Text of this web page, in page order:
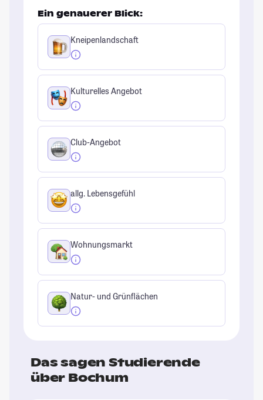
Ein genauerer Blick:
Kneipenlandschaft
Kulturelles Angebot
Club-Angebot
allg. Lebensgefühl
Wohnungsmarkt
Natur- und Grünflächen
Das sagen Studierende
über Bochum